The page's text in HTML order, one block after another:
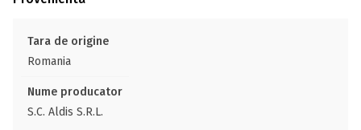
Tara de origine
Romania
Nume producator
S.C. Aldis S.R.L.